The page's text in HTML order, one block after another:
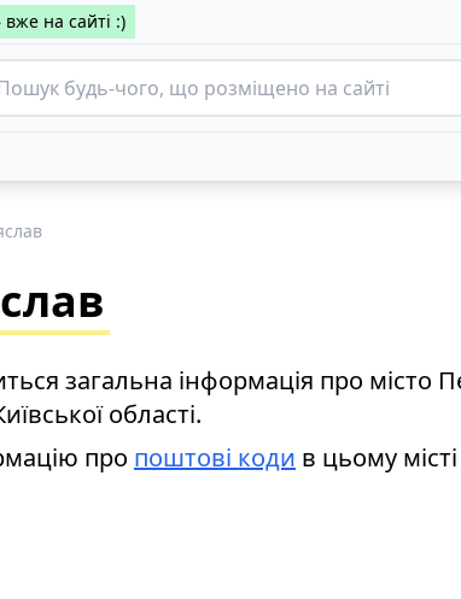
на сайті :)
загальна інформація про місто
області.
про поштові коди в цьому